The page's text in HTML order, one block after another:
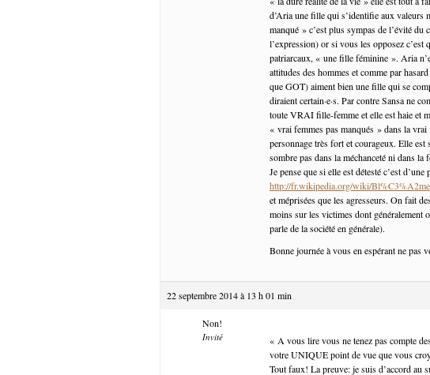
d’Aria une fille qui s’identifie aux valeurs
manqué » c’est plus sympas de l’évité
l’expression) or si vous les opposez
patriarcaux, « une fille féminine ». Aria
attitudes des hommes et comme par
que GOT) aiment bien une fille qui se
diraient certain·e·s. Par contre Sansa ne
toute VRAI fille-femme et elle est haie et
« vrai femmes pas manqués » dans la
personnage très fort et courageux. Elle est
sombre pas dans la méchanceté ni dans la
Je pense que si elle est détesté c’est
http://fr.wikipedia.org/wiki/
et méprisées que les agresseurs. On fait
moins sur les victimes dont généralement
parle de la société en générale).
Bonne journée à vous en espérant ne pas
22 septembre 2014 à 13 h 01 min
Non!
Invité
« A vous lire vous ne tenez pas compte
votre UNIQUE point de vue que vous
Tout faux! La preuve: je suis d’accord au